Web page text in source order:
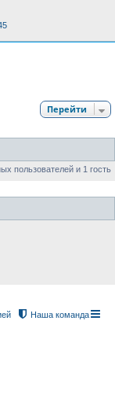
Перейти
пользователей и 1 гость
Наша команда